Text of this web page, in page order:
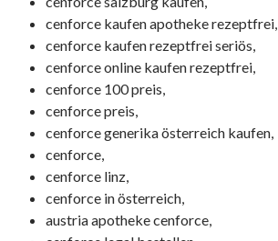
cenforce kaufen apotheke rezeptfrei,
cenforce kaufen rezeptfrei seriös,
cenforce online kaufen rezeptfrei,
cenforce 100 preis,
cenforce preis,
cenforce generika österreich kaufen,
cenforce,
cenforce linz,
cenforce in österreich,
austria apotheke cenforce,